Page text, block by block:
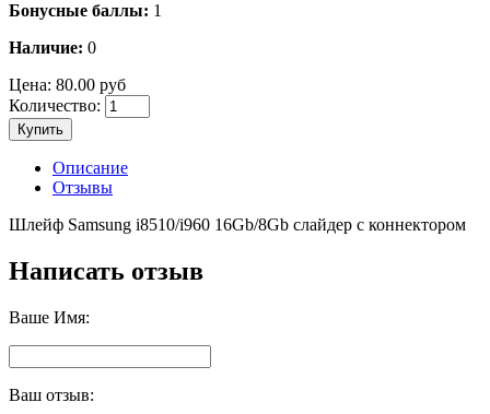
Бонусные баллы: 1
Наличие: 0
Цена: 80.00 руб
Количество:
Купить
Описание
Отзывы
Шлейф Samsung i8510/i960 16Gb/8Gb слайдер с коннектором
Написать отзыв
Ваше Имя:
Ваш отзыв: